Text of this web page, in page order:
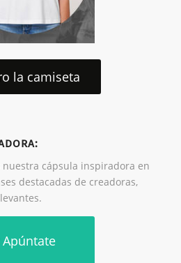
la camiseta
nuestra cápsula inspiradora en
destacadas de creadoras,
Apúntate